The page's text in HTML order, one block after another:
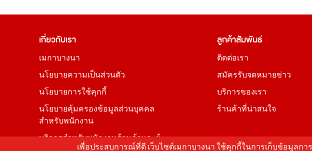
เกี่ยวกับเรา
เมกาบางนา
นโยบายความเป็นส่วนตัว
นโยบายการใช้คุกกี้
นโยบายคุ้มครองข้อมูลส่วนบุคคล
สำหรับพนักงาน
บริการสำหรับพนักงานร้านค้าและผู้
ลูกค้าสัมพันธ์
ติดต่อเรา
สมัครรับจดหมายข่าว
บริการของเรา
ร้านค้าที่น่าสนใจ
เพื่อประสบการณ์ที่ดี เว็บไซต์เมกาบางนา ใช้คุกกี้ในการเก็บข้อมูลกา